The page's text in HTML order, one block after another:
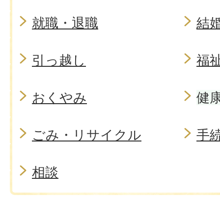
就職・退職 結
引っ越し 福
おくやみ 健
ごみ・リサイクル 手
相談